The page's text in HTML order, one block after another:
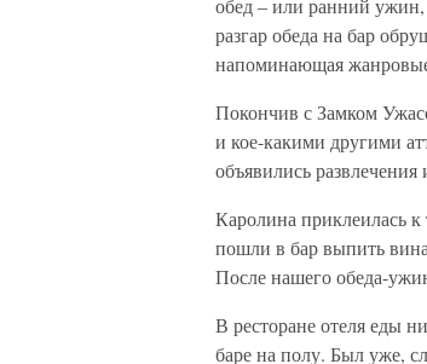
обед – или ранний
разгар обеда на бар
напоминающая
Покончив с Замком
и кое-какими другими
объявились развлечения
Каролина приклеилась
пошли в бар выпить
После нашего обеда-
В ресторане отеля еды
баре на полу. Был уже,